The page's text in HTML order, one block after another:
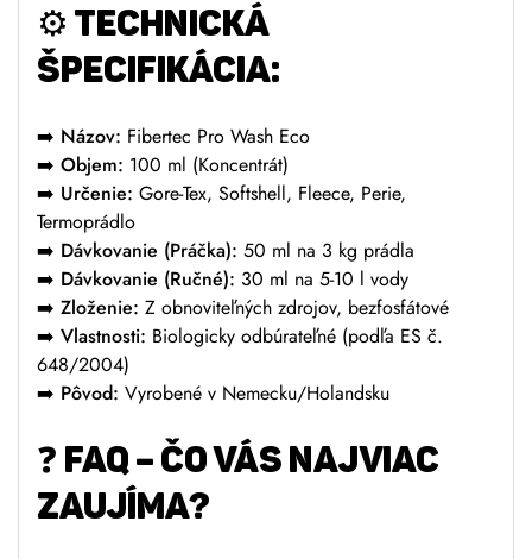
⚙️ TECHNICKÁ
ŠPECIFIKÁCIA:
➡️ Názov: Fibertec Pro Wash Eco
➡️ Objem: 100 ml (Koncentrát)
➡️ Určenie: Gore-Tex, Softshell, Fleece, Perie,
Termoprádlo
➡️ Dávkovanie (Práčka): 50 ml na 3 kg prádla
➡️ Dávkovanie (Ručné): 30 ml na 5-10 l vody
➡️ Zloženie: Z obnoviteľných zdrojov, bezfosfátové
➡️ Vlastnosti: Biologicky odbúrateľné (podľa ES č.
648/2004)
➡️ Pôvod: Vyrobené v Nemecku/Holandsku
❓ FAQ – ČO VÁS NAJVIAC
ZAUJÍMA?